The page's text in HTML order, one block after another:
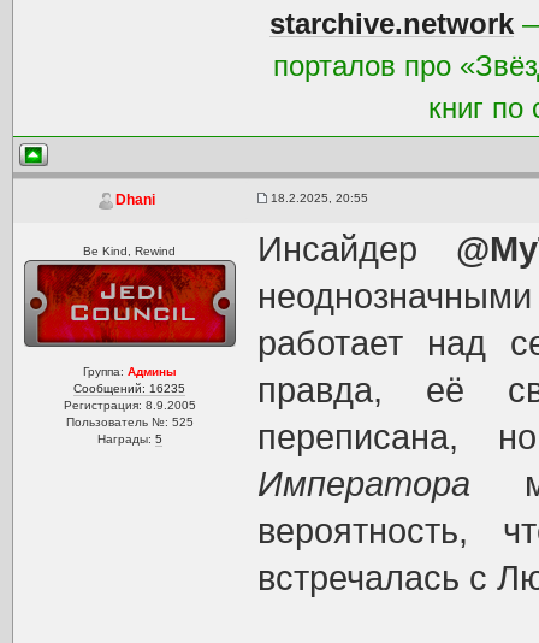
starchive.network
порталов про
книг по
Dhani 18.2.2025, 20:55
Be Kind, Rewind
Группа: Админы
Сообщений: 16235
Регистрация: 8.9.2005
Пользователь №: 525
Награды: 5
Инсайдер
работает над
правда, её
переписана,
Императора
встречалась с